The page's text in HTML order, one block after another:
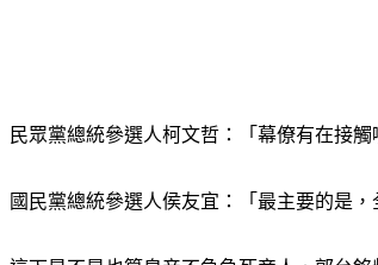
民眾黨總統參選人柯文哲：「幕僚有在接
國民黨總統參選人侯友宜：「最主要的是